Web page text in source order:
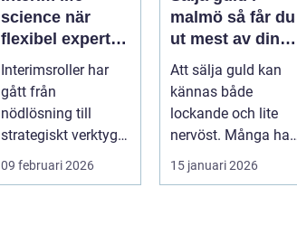
science när
flexibel expertis
avgör takten
Interimsroller har
gått från
nödlösning till
strategiskt verktyg i
många bolag inom
09 februari 2026
malmö så får du
ut mest av dina
värdesaker
Att sälja guld kan
kännas både
lockande och lite
nervöst. Många har
ärvda smycken,
gamla släktklenod...
15 januari 2026